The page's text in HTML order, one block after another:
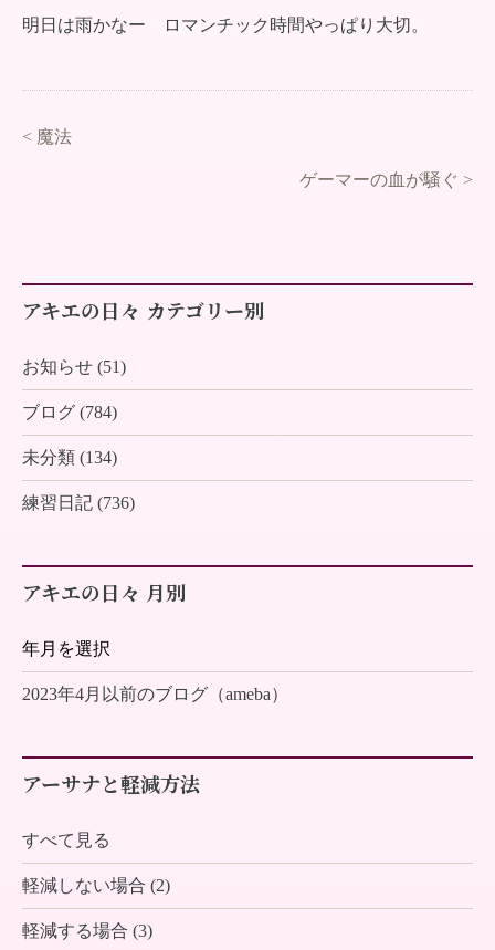
明日は雨かなー ロマンチック時間やっぱり大切。
< 魔法
ゲーマーの血が騒ぐ >
アキエの日々 カテゴリー別
お知らせ (51)
ブログ (784)
未分類 (134)
練習日記 (736)
アキエの日々 月別
2023年4月以前のブログ（ameba）
アーサナと軽減方法
すべて見る
軽減しない場合 (2)
軽減する場合 (3)